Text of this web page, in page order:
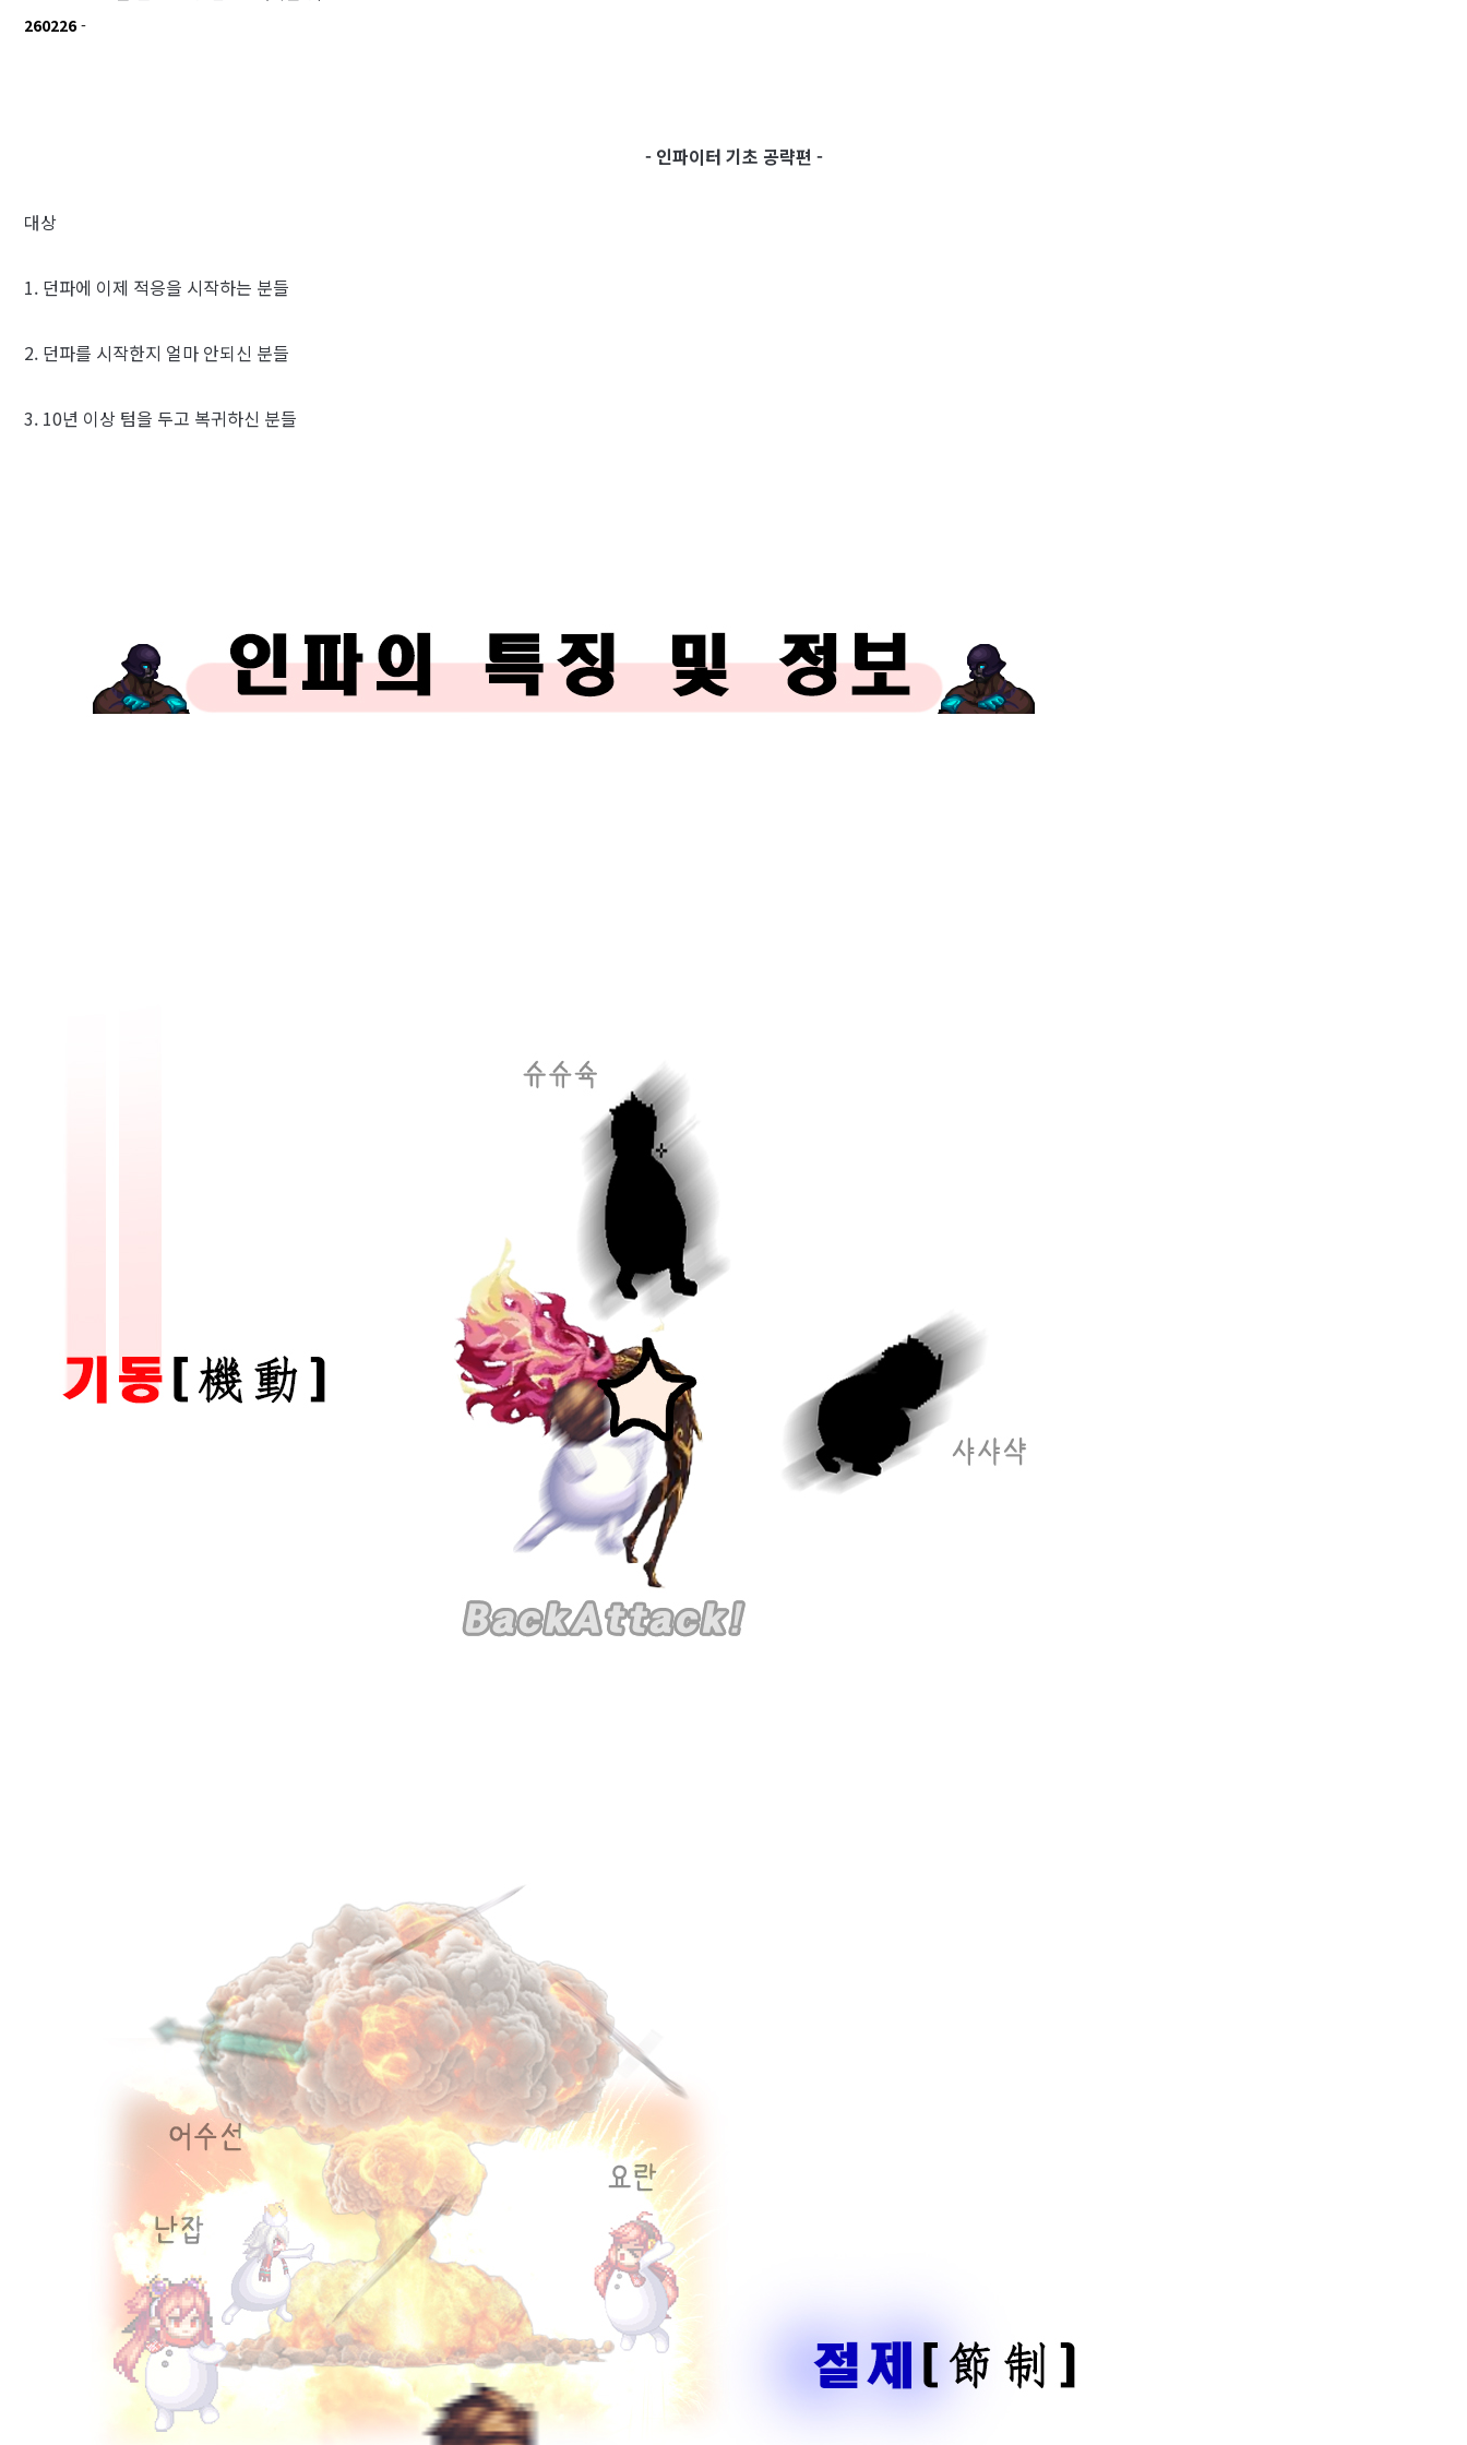
260226 -
- 인파이터 기초 공략편 -
대상
1. 던파에 이제 적응을 시작하는 분들
2. 던파를 시작한지 얼마 안되신 분들
3. 10년 이상 텀을 두고 복귀하신 분들